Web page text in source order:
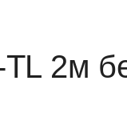
2м